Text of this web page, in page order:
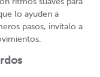
lo ayuden a
pasos, invítalo a